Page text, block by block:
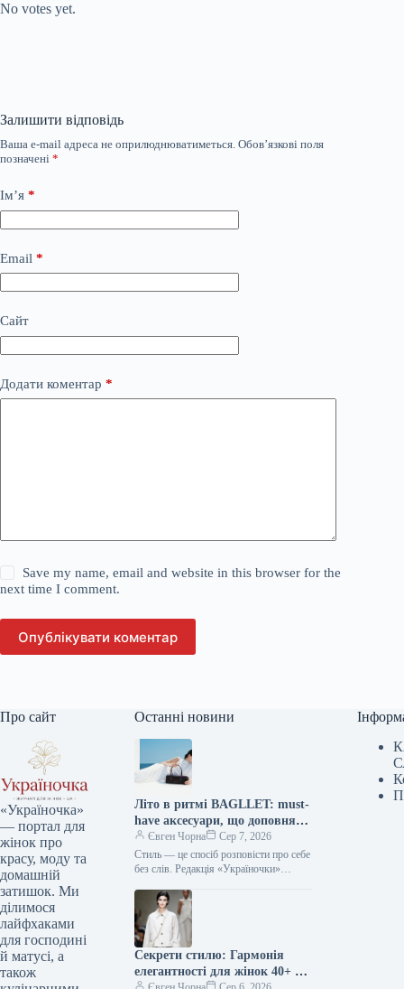
No votes yet.
Залишити відповідь
Ваша e-mail адреса не оприлюднюватиметься. Обов’язкові поля
позначені *
Ім’я *
Email *
Сайт
Додати коментар *
Save my name, email and website in this browser for the
next time I comment.
Опублікувати коментар
Про сайт
«Україночка»
— портал для
жінок про
красу, моду та
домашній
затишок. Ми
ділимося
лайфхаками
для господині
й матусі, а
також
Останні новини
Літо в ритмі BAGLLET: must-
have аксесуари, що доповнять
твій фешн-образ
Євген Чорна
Сер 7, 2026
Стиль — це спосіб розповісти про себе
без слів. Редакція «Україночки»
тенденціями, і сьогодні ми
підготували…
Секрети стилю: Гармонія
елегантності для жінок 40+ від